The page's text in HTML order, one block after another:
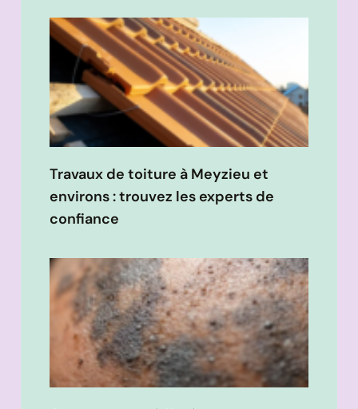
Travaux de toiture à Meyzieu et
environs : trouvez les experts de
confiance